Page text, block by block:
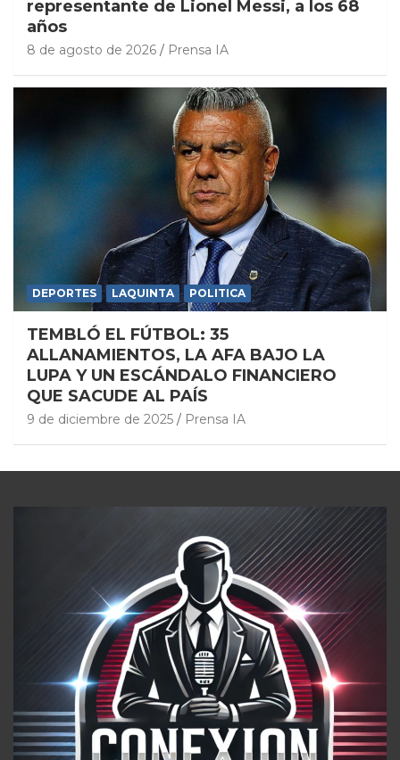
representante de Lionel Messi, a los 68
años
8 de agosto de 2026 Prensa IA
DEPORTES LAQUINTA POLITICA
TEMBLÓ EL FÚTBOL: 35
ALLANAMIENTOS, LA AFA BAJO LA
LUPA Y UN ESCÁNDALO FINANCIERO
QUE SACUDE AL PAÍS
9 de diciembre de 2025 Prensa IA